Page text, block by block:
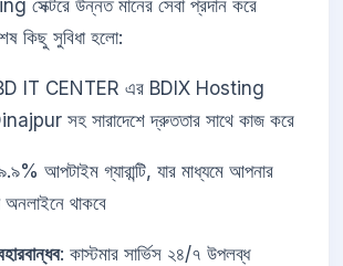
সেক্টরে উন্নত মানের সেবা প্রদান করে
কিছু সুবিধা হলো:
IT CENTER এর BDIX Hosting
সহ সারাদেশে দ্রুততার সাথে কাজ করে
আপটাইম গ্যারান্টি, যার মাধ্যমে আপনার
থাকবে
: কাস্টমার সার্ভিস ২৪/৭ উপলব্ধ